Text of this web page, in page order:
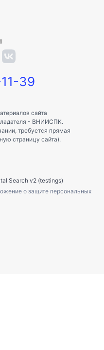
39
сайта
- ВНИИСПК.
требуется прямая
страницу сайта).
Search v2 (testings)
о защите персональных